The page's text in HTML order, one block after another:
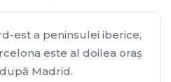
est a peninsulei iberice,
este al doilea oraş
Madrid.